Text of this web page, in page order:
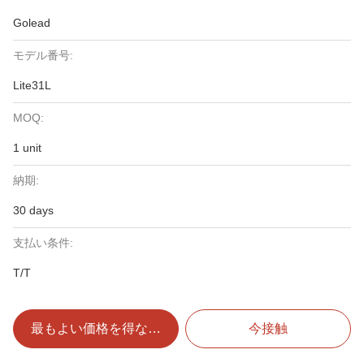
Golead
モデル番号:
Lite31L
MOQ:
1 unit
納期:
30 days
支払い条件:
T/T
最もよい価格を得なさい 今接触